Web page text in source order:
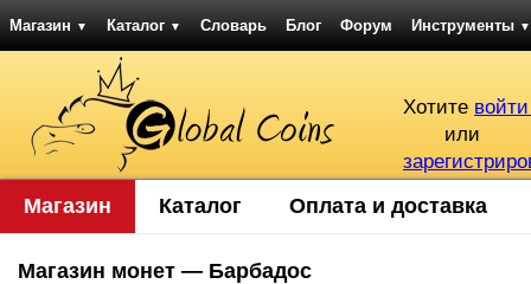
Магазин ▼ Каталог ▼ Словарь Блог Форум Инструменты ▼
Хотите
или
Магазин Каталог Оплата и доставка
Магазин монет — Барбадос